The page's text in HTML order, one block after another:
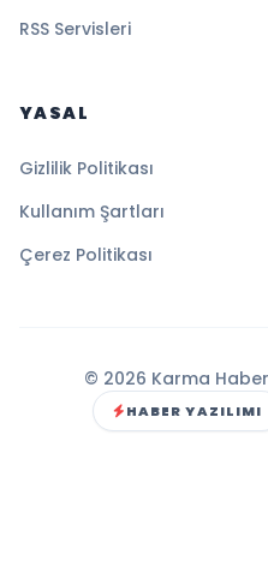
RSS Servisleri
YASAL
Gizlilik Politikası
Kullanım Şartları
Çerez Politikası
© 2026 Karma
HABER YAZILIMI